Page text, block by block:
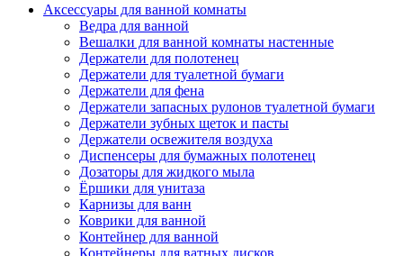
Аксессуары для ванной комнаты
Ведра для ванной
Вешалки для ванной комнаты настенные
Держатели для полотенец
Держатели для туалетной бумаги
Держатели для фена
Держатели запасных рулонов туалетной бумаги
Держатели зубных щеток и пасты
Держатели освежителя воздуха
Диспенсеры для бумажных полотенец
Дозаторы для жидкого мыла
Ёршики для унитаза
Карнизы для ванн
Коврики для ванной
Контейнер для ванной
Контейнеры для ватных дисков